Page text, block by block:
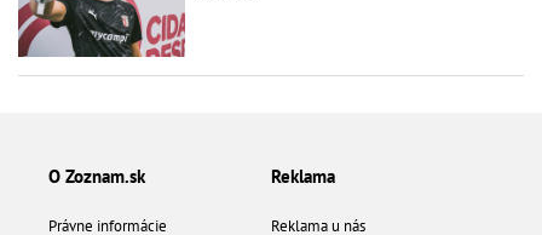
O Zoznam.sk
Právne informácie
Reklama
Reklama u nás